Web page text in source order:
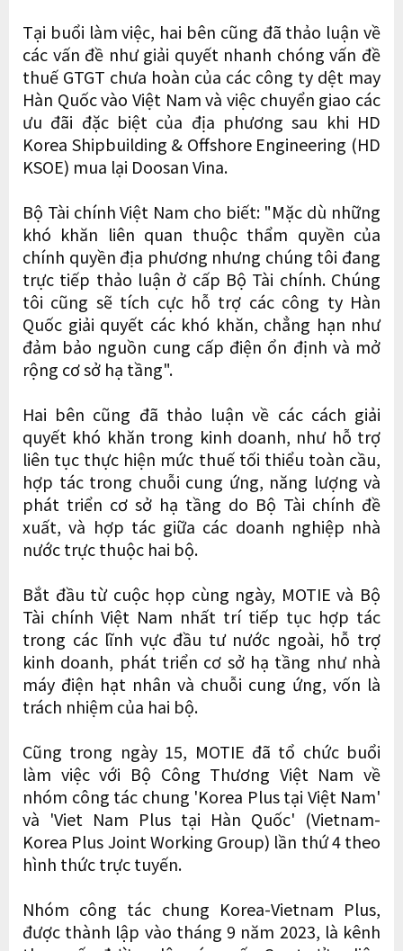
Tại buổi làm việc, hai bên cũng đã thảo luận về
các vấn đề như giải quyết nhanh chóng vấn đề
thuế GTGT chưa hoàn của các công ty dệt may
Hàn Quốc vào Việt Nam và việc chuyển giao các
ưu đãi đặc biệt của địa phương sau khi HD
Korea Shipbuilding & Offshore Engineering (HD
KSOE) mua lại Doosan Vina.
Bộ Tài chính Việt Nam cho biết: "Mặc dù những
khó khăn liên quan thuộc thẩm quyền của
chính quyền địa phương nhưng chúng tôi đang
trực tiếp thảo luận ở cấp Bộ Tài chính. Chúng
tôi cũng sẽ tích cực hỗ trợ các công ty Hàn
Quốc giải quyết các khó khăn, chẳng hạn như
đảm bảo nguồn cung cấp điện ổn định và mở
rộng cơ sở hạ tầng".
Hai bên cũng đã thảo luận về các cách giải
quyết khó khăn trong kinh doanh, như hỗ trợ
liên tục thực hiện mức thuế tối thiểu toàn cầu,
hợp tác trong chuỗi cung ứng, năng lượng và
phát triển cơ sở hạ tầng do Bộ Tài chính đề
xuất, và hợp tác giữa các doanh nghiệp nhà
nước trực thuộc hai bộ.
Bắt đầu từ cuộc họp cùng ngày, MOTIE và Bộ
Tài chính Việt Nam nhất trí tiếp tục hợp tác
trong các lĩnh vực đầu tư nước ngoài, hỗ trợ
kinh doanh, phát triển cơ sở hạ tầng như nhà
máy điện hạt nhân và chuỗi cung ứng, vốn là
trách nhiệm của hai bộ.
Cũng trong ngày 15, MOTIE đã tổ chức buổi
làm việc với Bộ Công Thương Việt Nam về
nhóm công tác chung 'Korea Plus tại Việt Nam'
và 'Viet Nam Plus tại Hàn Quốc' (Vietnam-
Korea Plus Joint Working Group) lần thứ 4 theo
hình thức trực tuyến.
Nhóm công tác chung Korea-Vietnam Plus,
được thành lập vào tháng 9 năm 2023, là kênh